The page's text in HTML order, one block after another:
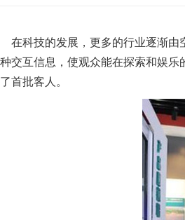
科技的发展，更多的行业逐渐由空
交互信息，使观众能在探索和娱
首批客人。